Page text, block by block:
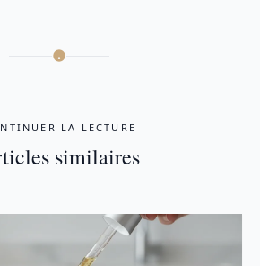
LA LECTURE
similaires